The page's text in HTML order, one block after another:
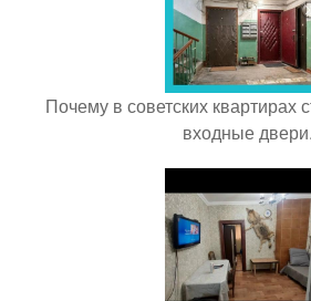
Почему в советских квартирах
входные двери.